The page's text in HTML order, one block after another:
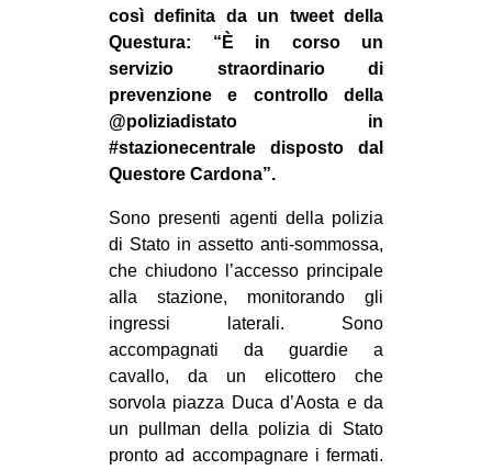
SPORT POPOLARE
MOVIMENTI
ANTIFASCISMO
DIRITTO ALL’ABITARE
GENERI
PRECARIATO
REPRESSIONE
STUDENTI
ARTE
così definita da un tweet della
Questura: “È in corso un
servizio straordinario di
prevenzione e controllo della
@poliziadistato in
#stazionecentrale disposto dal
Questore Cardona”.
Sono presenti agenti della polizia
di Stato in assetto anti-sommossa,
che chiudono l’accesso principale
alla stazione, monitorando gli
ingressi laterali. Sono
accompagnati da guardie a
cavallo, da un elicottero che
sorvola piazza Duca d’Aosta e da
un pullman della polizia di Stato
pronto ad accompagnare i fermati.